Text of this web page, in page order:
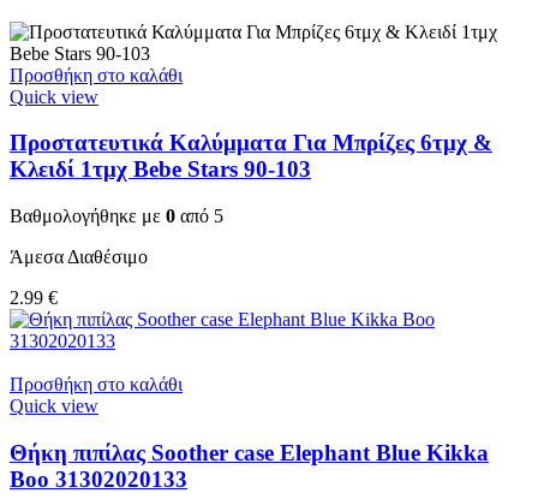
Προσθήκη στο καλάθι
Quick view
Προστατευτικά Καλύμματα Για Μπρίζες 6τμχ &
Κλειδί 1τμχ Bebe Stars 90-103
Βαθμολογήθηκε με 0 από 5
Άμεσα Διαθέσιμο
2.99 €
Προσθήκη στο καλάθι
Quick view
Θήκη πιπίλας Soother case Elephant Blue Kikka
Boo 31302020133